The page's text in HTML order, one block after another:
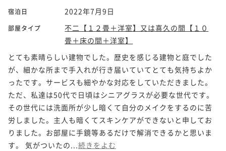
宿泊日 2022年7月9日
部屋タイプ
不二【１２畳＋洋室】又は喜久の間【１０
畳＋床の間＋洋室】
とても素晴らしい建物でした。歴史を感じる建物と庭でした
が、細かな所まで手入れが行き届いていてとても気持ちよか
ったです。サービスも細やかな対応をしていただきました。
ただ、私達は50代で日頃はシニアグラスが必要な世代です。
その世代には洗面所が少し暗くて自分のメイクをするのに苦
労しました。主人も暗くてスキンケアができないと申してお
りました。お部屋に手鏡等あるだけで解消できるかと思いま
す。 気がついたの... 続きをよむ